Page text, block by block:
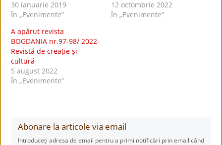
30 ianuarie 2019
În „Evenimente”
12 octombrie 2022
În „Evenimente”
A apărut revista
BOGDANIA nr.97-98/ 2022-
Revistă de creație și
cultură
5 august 2022
În „Evenimente”
Abonare la articole via email
Introduceți adresa de email pentru a primi notificări prin email când